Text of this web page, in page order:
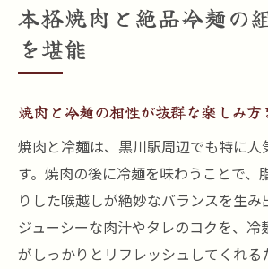
本格焼肉と絶品冷麺の
を堪能
焼肉と冷麺の相性が抜群な楽しみ方
焼肉と冷麺は、黒川駅周辺でも特に人
す。焼肉の後に冷麺を味わうことで、
りした喉越しが絶妙なバランスを生み
ジューシーな肉汁やタレのコクを、冷
がしっかりとリフレッシュしてくれる